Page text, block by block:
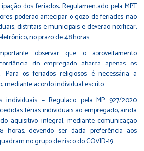
dos feriados: Regulamentado pela MPT
poderão antecipar o gozo de feriados não
distritais e municipais e deverão notificar,
no prazo de 48 horas.
observar que o aproveitamento
do empregado abarca apenas os
Para os feriados religiosos é necessária a
mediante acordo individual escrito.
individuais – Regulado pela MP 927/2020
férias individuais ao empregado, ainda
aquisitivo integral, mediante comunicação
horas, devendo ser dada preferência aos
no grupo de risco do COVID-19.